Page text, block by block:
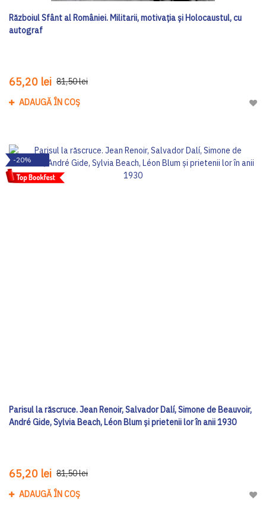
Războiul Sfânt al României. Militarii, motivația și Holocaustul, cu
autograf
65,20 lei 81,50 lei
ADAUGĂ ÎN COȘ
-20%
Parisul la răscruce. Jean Renoir, Salvador Dalí, Simone de Beauvoir,
André Gide, Sylvia Beach, Léon Blum și prietenii lor în anii 1930
65,20 lei 81,50 lei
ADAUGĂ ÎN COȘ